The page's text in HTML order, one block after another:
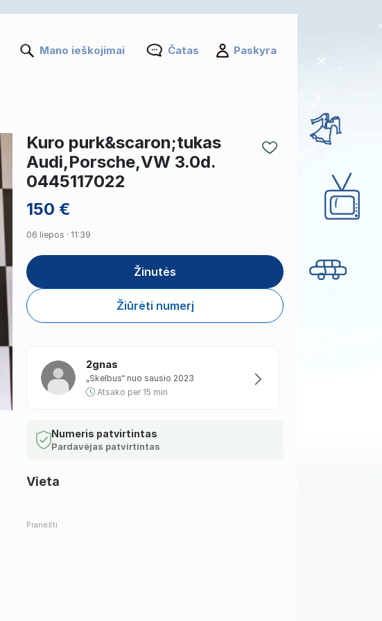
Mano ieškojimai Čatas Paskyra
150 €
Kuro purk&scaron;tukas
Audi,Porsche,VW 3.0d.
0445117022
06 liepos · 11:39
Žinutės
Žiūrėti numerį
2gnas
„Skelbus“ nuo sausio 2023
Atsako per 15 min
Numeris patvirtintas
Pardavėjas patvirtintas
Vieta
Pranešti